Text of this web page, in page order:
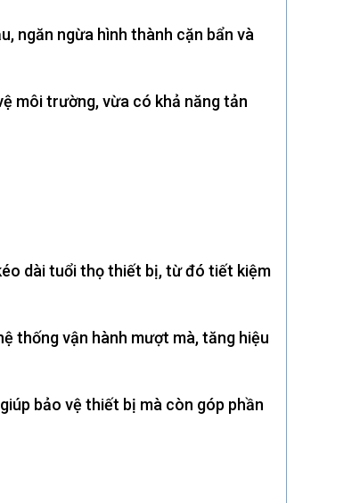
ngăn ngừa hình thành cặn bẩn và
môi trường, vừa có khả năng tản
dài tuổi thọ thiết bị, từ đó tiết kiệm
thống vận hành mượt mà, tăng hiệu
bảo vệ thiết bị mà còn góp phần